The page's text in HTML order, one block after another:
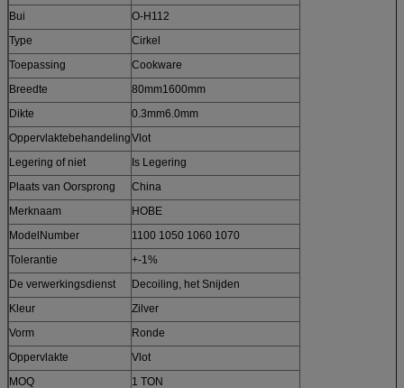
Bui
O-H112
Type
Cirkel
Toepassing
Cookware
Breedte
80mm1600mm
Dikte
0.3mm6.0mm
OppervlaktebehandelingVlot
Legering of niet
Is Legering
Plaats van Oorsprong
China
Merknaam
HOBE
ModelNumber
1100 1050 1060 1070
Tolerantie
+-1%
De verwerkingsdienst
Decoiling, het Snijden
Kleur
Zilver
Vorm
Ronde
Oppervlakte
Vlot
MOQ
1 TON